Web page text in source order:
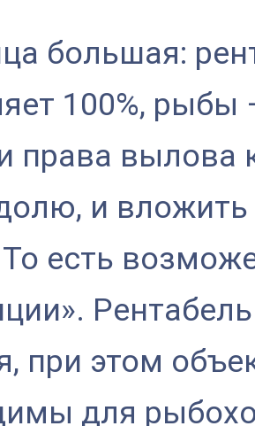
большая:
100%,
права вылова
и
То есть
при этом
для